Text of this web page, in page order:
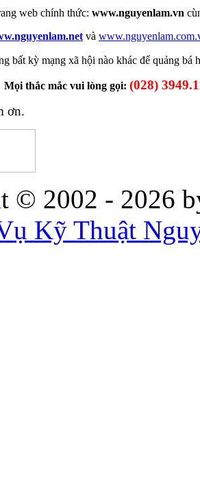
web chính thức: www.nguyenlam.vn
và
bất kỳ mạng xã hội nào khác để quảng bá
Mọi thắc mắc vui lòng gọi: (028)
ơn.
© 2002 - 2026
Kỹ Thuật